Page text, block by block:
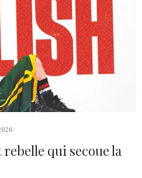
qui secoue la